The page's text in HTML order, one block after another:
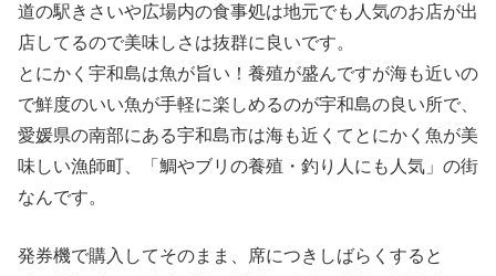
道の駅きさいや広場内の食事処は地元でも人気のお店が出
店してるので美味しさは抜群に良いです。
とにかく宇和島は魚が旨い！養殖が盛んですが海も近いの
で鮮度のいい魚が手軽に楽しめるのが宇和島の良い所で、
愛媛県の南部にある宇和島市は海も近くてとにかく魚が美
味しい漁師町、「鯛やブリの養殖・釣り人にも人気」の街
なんです。
発券機で購入してそのまま、席につきしばらくすると